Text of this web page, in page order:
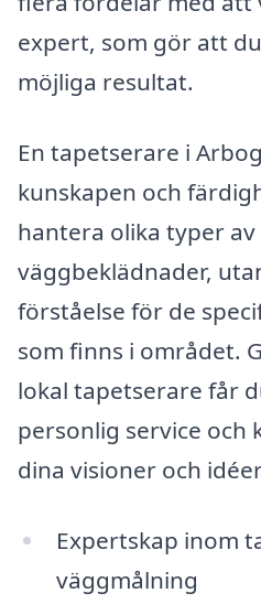
expert, som gör att
möjliga resultat.
En tapetserare i
kunskapen och
hantera olika typer
väggbeklädnader,
förståelse för de
som finns i området.
lokal tapetserare får
personlig service och
dina visioner och
Expertskap inom
väggmålning